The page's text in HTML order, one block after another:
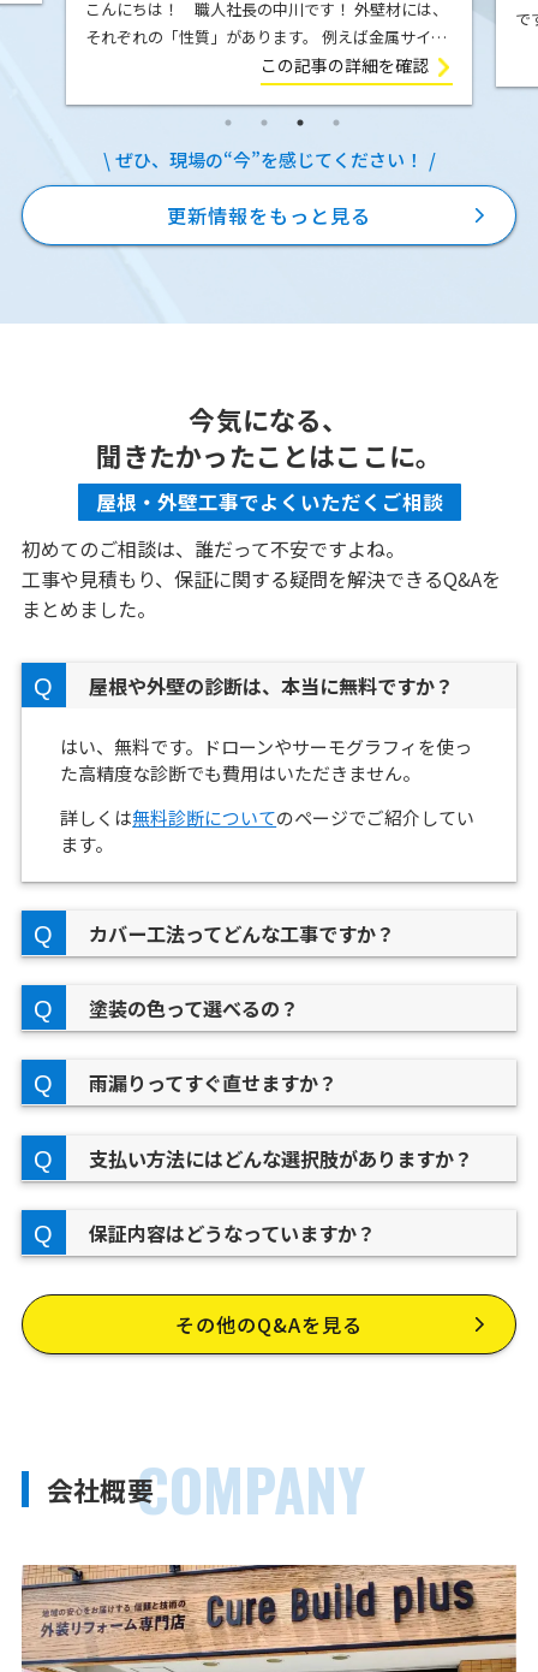
こんにちは！ 職人社長の中川です！ 外壁材には、
それぞれの「性質」があります。 例えば金属サイデ
ィング（ガルバリウム鋼板）は、気温の変化によっ
て膨張したり収縮したりします。夏の強い日差しを
受ければ少し伸び、冬に気温が下が […]
この記事の詳細を確認
で
ぜひ、現場の“今”を感じてください！
更新情報をもっと見る
今気になる、
聞きたかったことはここに。
屋根・外壁工事でよくいただくご相談
初めてのご相談は、誰だって不安ですよね。
工事や見積もり、保証に関する疑問を解決できるQ&Aを
まとめました。
屋根や外壁の診断は、本当に無料ですか？
はい、無料です。ドローンやサーモグラフィを使っ
た高精度な診断でも費用はいただきません。
詳しくは無料診断についてのページでご紹介してい
ます。
カバー工法ってどんな工事ですか？
塗装の色って選べるの？
雨漏りってすぐ直せますか？
支払い方法にはどんな選択肢がありますか？
保証内容はどうなっていますか？
その他のQ&Aを見る
COMPANY
会社概要